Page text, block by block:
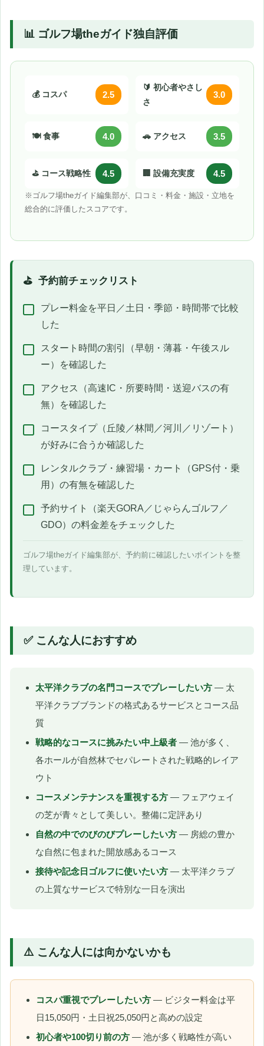
📊 ゴルフ場theガイド独自評価
💰 コスパ 2.5
🔰 初心者やさし
さ
3.0
🍽️ 食事 4.0 🚗 アクセス 3.5
⛳ コース戦略性 4.5 🏢 設備充実度 4.5
※ゴルフ場theガイド編集部が、口コミ・料金・施設・立地を
総合的に評価したスコアです。
予約前チェックリスト
プレー料金を平日／土日・季節・時間帯で比較
した
スタート時間の割引（早朝・薄暮・午後スル
ー）を確認した
アクセス（高速IC・所要時間・送迎バスの有
無）を確認した
コースタイプ（丘陵／林間／河川／リゾート）
が好みに合うか確認した
レンタルクラブ・練習場・カート（GPS付・乗
用）の有無を確認した
予約サイト（楽天GORA／じゃらんゴルフ／
GDO）の料金差をチェックした
ゴルフ場theガイド編集部が、予約前に確認したいポイントを整
理しています。
✅ こんな人におすすめ
太平洋クラブの名門コースでプレーしたい方 — 太
平洋クラブブランドの格式あるサービスとコース品
質
戦略的なコースに挑みたい中上級者 — 池が多く、
各ホールが自然林でセパレートされた戦略的レイア
ウト
コースメンテナンスを重視する方 — フェアウェイ
の芝が青々として美しい。整備に定評あり
自然の中でのびのびプレーしたい方 — 房総の豊か
な自然に包まれた開放感あるコース
接待や記念日ゴルフに使いたい方 — 太平洋クラブ
の上質なサービスで特別な一日を演出
⚠️ こんな人には向かないかも
コスパ重視でプレーしたい方 — ビジター料金は平
日15,050円・土日祝25,050円と高めの設定
初心者や100切り前の方 — 池が多く戦略性が高い